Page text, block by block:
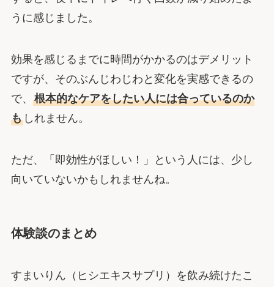
うに感じました。
効果を感じるまでに時間がかかるのはデメリット
ですが、そのぶんじわじわと変化を実感できるの
で、 根本的なケアをしたい人には合っているのか
もしれません。
ただ、「即効性がほしい！」という人には、少し
向いていないかもしれませんね。
体験談のまとめ
すまいりん（ヒシエキスサプリ）を飲み続けたこ